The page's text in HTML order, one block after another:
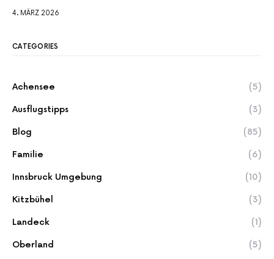
4. MÄRZ 2026
CATEGORIES
Achensee (5)
Ausflugstipps (3)
Blog (85)
Familie (6)
Innsbruck Umgebung (10)
Kitzbühel (3)
Landeck (1)
Oberland (5)